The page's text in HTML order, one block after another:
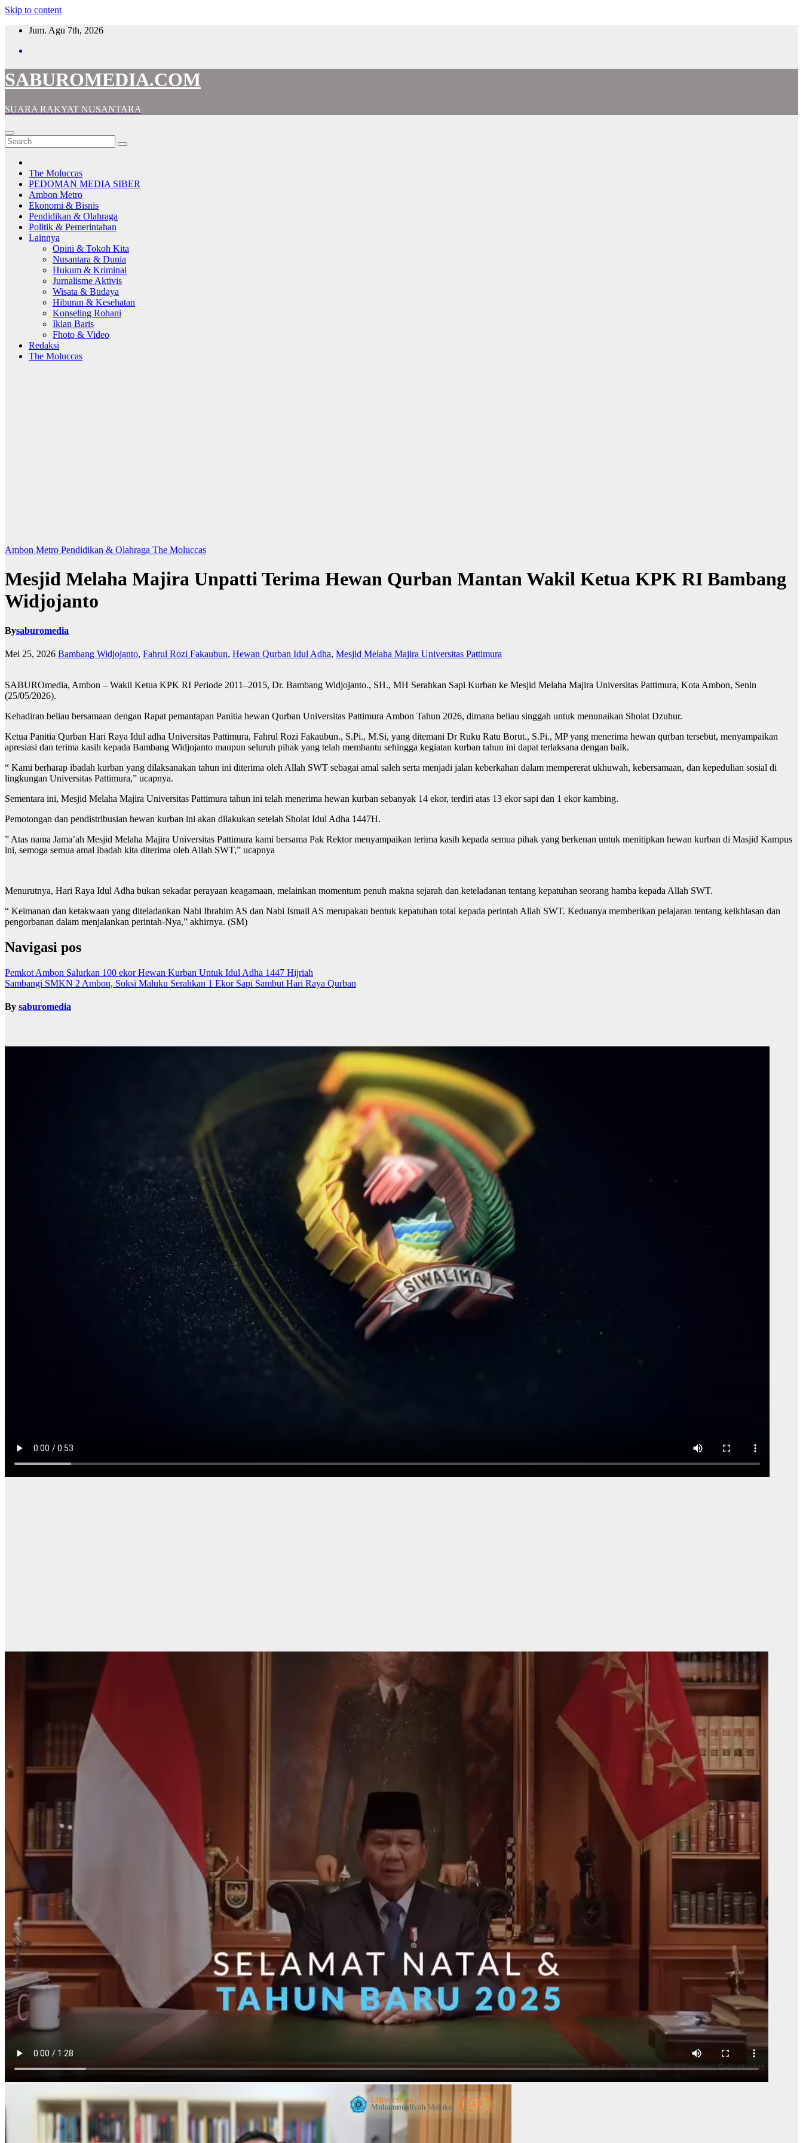
Skip to content
Jum. Agu 7th, 2026
SABUROMEDIA.COM
SUARA RAKYAT NUSANTARA
The Moluccas
PEDOMAN MEDIA SIBER
Ambon Metro
Ekonomi & Bisnis
Pendidikan & Olahraga
Politik & Pemerintahan
Lainnya
Opini & Tokoh Kita
Nusantara & Dunia
Hukum & Kriminal
Jurnalisme Aktivis
Wisata & Budaya
Hiburan & Kesehatan
Konseling Rohani
Iklan Baris
Fhoto & Video
Redaksi
The Moluccas
Ambon Metro Pendidikan & Olahraga The Moluccas
Mesjid Melaha Majira Unpatti Terima Hewan Qurban Mantan Wakil Ketua KPK RI Bambang
Widjojanto
Bysaburomedia
Mei 25, 2026 Bambang Widjojanto, Fahrul Rozi Fakaubun, Hewan Qurban Idul Adha, Mesjid Melaha Majira Universitas Pattimura
SABUROmedia, Ambon – Wakil Ketua KPK RI Periode 2011–2015, Dr. Bambang Widjojanto., SH., MH Serahkan Sapi Kurban ke Mesjid Melaha Majira Universitas Pattimura, Kota Ambon, Senin
(25/05/2026).
Kehadiran beliau bersamaan dengan Rapat pemantapan Panitia hewan Qurban Universitas Pattimura Ambon Tahun 2026, dimana beliau singgah untuk menunaikan Sholat Dzuhur.
Ketua Panitia Qurban Hari Raya Idul adha Universitas Pattimura, Fahrul Rozi Fakaubun., S.Pi., M.Si, yang ditemani Dr Ruku Ratu Borut., S.Pi., MP yang menerima hewan qurban tersebut, menyampaikan
apresiasi dan terima kasih kepada Bambang Widjojanto maupun seluruh pihak yang telah membantu sehingga kegiatan kurban tahun ini dapat terlaksana dengan baik.
“ Kami berharap ibadah kurban yang dilaksanakan tahun ini diterima oleh Allah SWT sebagai amal saleh serta menjadi jalan keberkahan dalam mempererat ukhuwah, kebersamaan, dan kepedulian sosial di
lingkungan Universitas Pattimura,” ucapnya.
Sementara ini, Mesjid Melaha Majira Universitas Pattimura tahun ini telah menerima hewan kurban sebanyak 14 ekor, terdiri atas 13 ekor sapi dan 1 ekor kambing.
Pemotongan dan pendistribusian hewan kurban ini akan dilakukan setelah Sholat Idul Adha 1447H.
” Atas nama Jama’ah Mesjid Melaha Majira Universitas Pattimura kami bersama Pak Rektor menyampaikan terima kasih kepada semua pihak yang berkenan untuk menitipkan hewan kurban di Masjid Kampus
ini, semoga semua amal ibadah kita diterima oleh Allah SWT,” ucapnya
Menurutnya, Hari Raya Idul Adha bukan sekadar perayaan keagamaan, melainkan momentum penuh makna sejarah dan keteladanan tentang kepatuhan seorang hamba kepada Allah SWT.
“ Keimanan dan ketakwaan yang diteladankan Nabi Ibrahim AS dan Nabi Ismail AS merupakan bentuk kepatuhan total kepada perintah Allah SWT. Keduanya memberikan pelajaran tentang keikhlasan dan
pengorbanan dalam menjalankan perintah-Nya,” akhirnya. (SM)
Navigasi pos
Pemkot Ambon Salurkan 100 ekor Hewan Kurban Untuk Idul Adha 1447 Hijriah
Sambangi SMKN 2 Ambon, Soksi Maluku Serahkan 1 Ekor Sapi Sambut Hari Raya Qurban
By saburomedia